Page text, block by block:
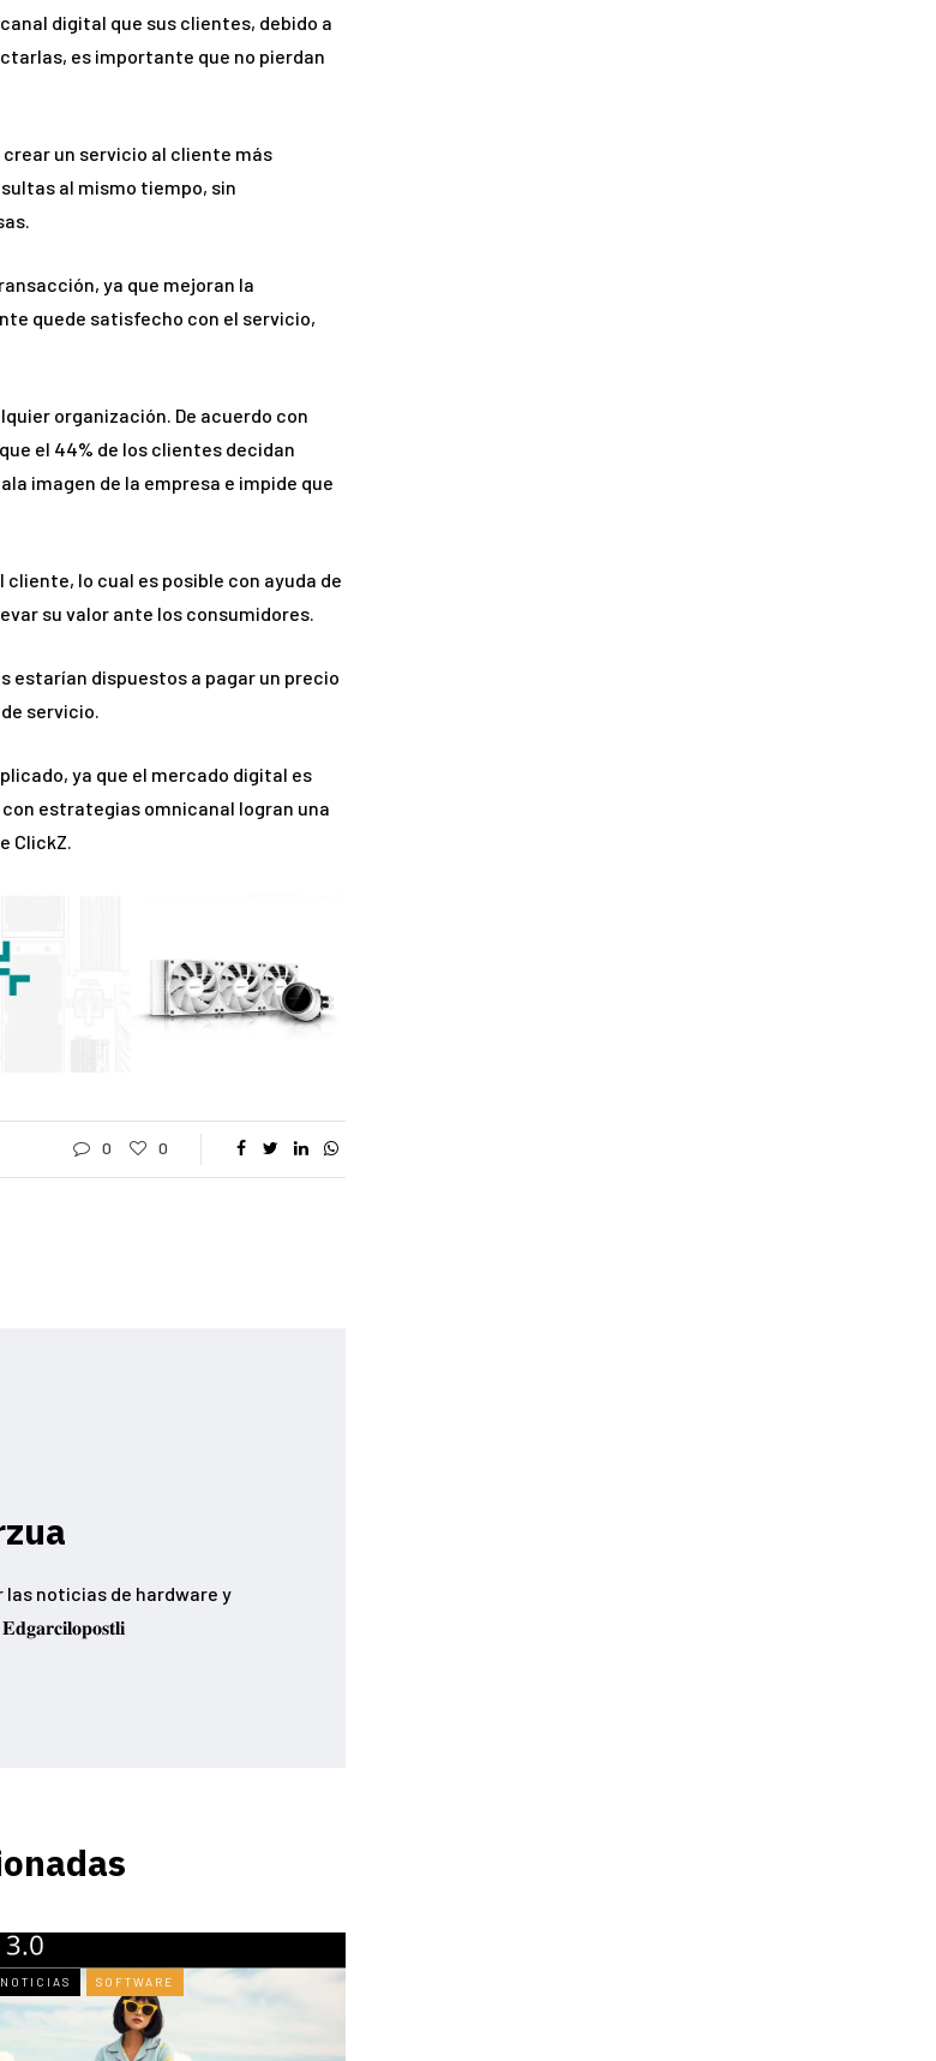
digital que sus clientes, debido a
es importante que no pierdan
un servicio al cliente más
al mismo tiempo, sin
ya que mejoran la
quede satisfecho con el servicio,
organización. De acuerdo con
el 44% de los clientes decidan
imagen de la empresa e impide que
lo cual es posible con ayuda de
su valor ante los consumidores.
estarían dispuestos a pagar un precio
servicio.
ya que el mercado digital es
estrategias omnicanal logran una
ClickZ.
0 0
noticias de hardware y
NOTICIAS SOFTWARE